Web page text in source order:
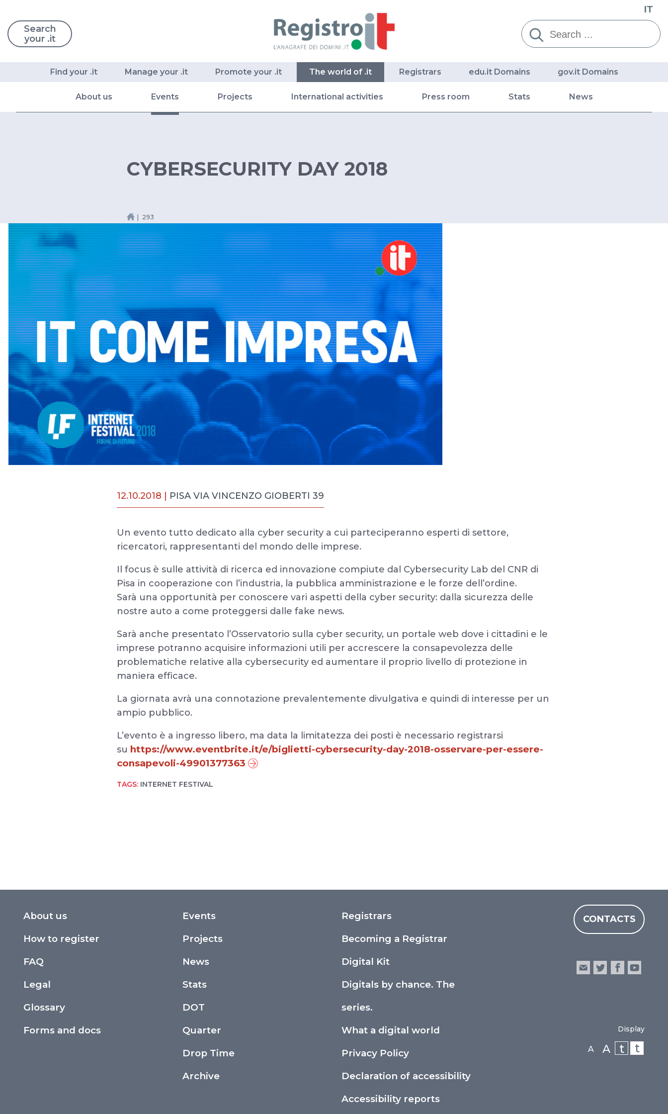
Search
your .it
Cerca:
IT
Find your .it Manage your .it Promote your .it The world of .it Registrars edu.it Domains gov.it Domains
About us Events Projects International activities Press room Stats News
CYBERSECURITY DAY 2018
293
12.10.2018 | PISA VIA VINCENZO GIOBERTI 39
Un evento tutto dedicato alla cyber security a cui parteciperanno esperti di settore,
ricercatori, rappresentanti del mondo delle imprese.
Il focus è sulle attività di ricerca ed innovazione compiute dal Cybersecurity Lab del CNR di
Pisa in cooperazione con l’industria, la pubblica amministrazione e le forze dell’ordine.
Sarà una opportunità per conoscere vari aspetti della cyber security: dalla sicurezza delle
nostre auto a come proteggersi dalle fake news.
Sarà anche presentato l’Osservatorio sulla cyber security, un portale web dove i cittadini e le
imprese potranno acquisire informazioni utili per accrescere la consapevolezza delle
problematiche relative alla cybersecurity ed aumentare il proprio livello di protezione in
maniera efficace.
La giornata avrà una connotazione prevalentemente divulgativa e quindi di interesse per un
ampio pubblico.
L’evento è a ingresso libero, ma data la limitatezza dei posti è necessario registrarsi
su https://www.eventbrite.it/e/biglietti-cybersecurity-day-2018-osservare-per-essere-
consapevoli-49901377363
TAGS: INTERNET FESTIVAL
About us
How to register
FAQ
Legal
Glossary
Forms and docs
Events
Projects
News
Stats
DOT
Quarter
Drop Time
Archive
Registrars
Becoming a Registrar
Digital Kit
Digitals by chance. The
series.
What a digital world
Privacy Policy
Declaration of accessibility
Accessibility reports
CONTACTS
Display
A A t t